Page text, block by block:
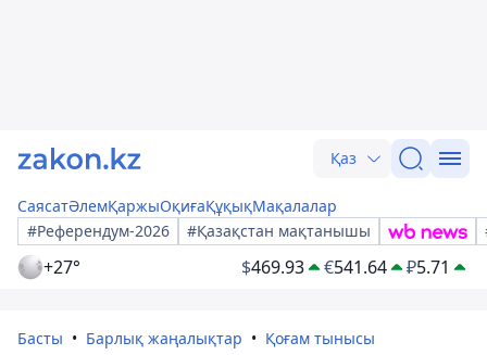
Қаз
СаясатӘлемҚаржыОқиғаҚұқықМақалалар
#Референдум-2026
#Қазақстан мақтанышы
+27° $469.93 €541.64 ₽5.71
Басты Барлық жаңалықтар Қоғам тынысы